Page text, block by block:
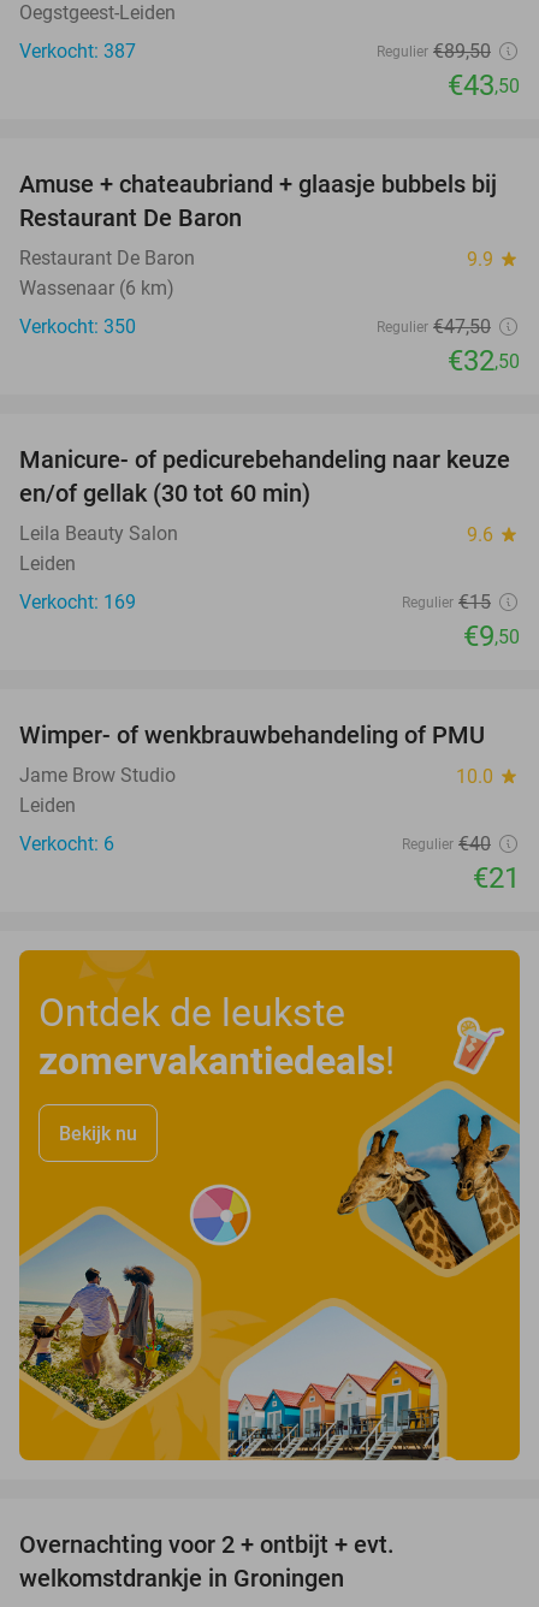
Oegstgeest-Leiden
Verkocht: 387
Regulier €89,50
€43,50
32%
Amuse + chateaubriand + glaasje bubbels bij
Restaurant De Baron
Restaurant De Baron 9.9 star
Wassenaar (6 km)
Verkocht: 350
Regulier €47,50
€32,50
37%
Manicure- of pedicurebehandeling naar keuze
en/of gellak (30 tot 60 min)
Leila Beauty Salon 9.6 star
Leiden
Verkocht: 169
Regulier €15
€9,50
48%
Wimper- of wenkbrauwbehandeling of PMU
Jame Brow Studio 10.0 star
Leiden
Verkocht: 6
Regulier €40
€21
Ontdek de leukste
zomervakantiedeals!
Bekijk nu
Overnachting voor 2 + ontbijt + evt.
welkomstdrankje in Groningen